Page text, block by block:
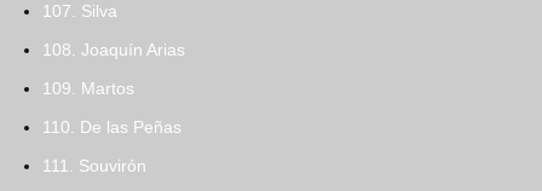
107. Silva
108. Joaquín Arias
109. Martos
110. De las Peñas
111. Souvirón